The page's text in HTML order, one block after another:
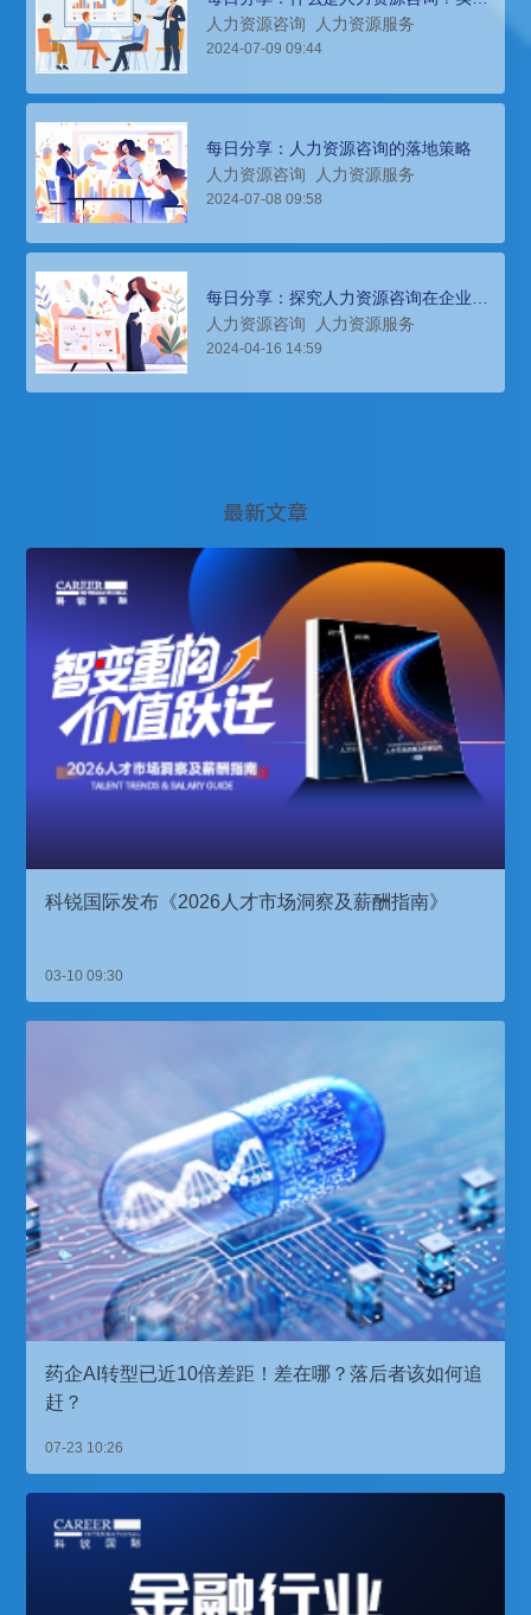
策略如何？
人力资源咨询 人力资源服务
2024-07-09 09:44
每日分享：人力资源咨询的落地策略
人力资源咨询
人力资源服务
2024-07-08 09:58
每日分享：探究人力资源咨询在企业发
展中的关键作用与实践路径
人力资源咨询 人力资源服务
2024-04-16 14:59
最新文章
科锐国际发布《2026人才市场洞察及薪酬指南》
03-10 09:30
药企AI转型已近10倍差距！差在哪？落后者该如何追
赶？
07-23 10:26